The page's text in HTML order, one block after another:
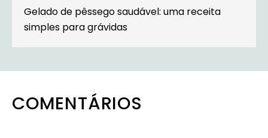
Gelado de pêssego saudável: uma receita
simples para grávidas
COMENTÁRIOS